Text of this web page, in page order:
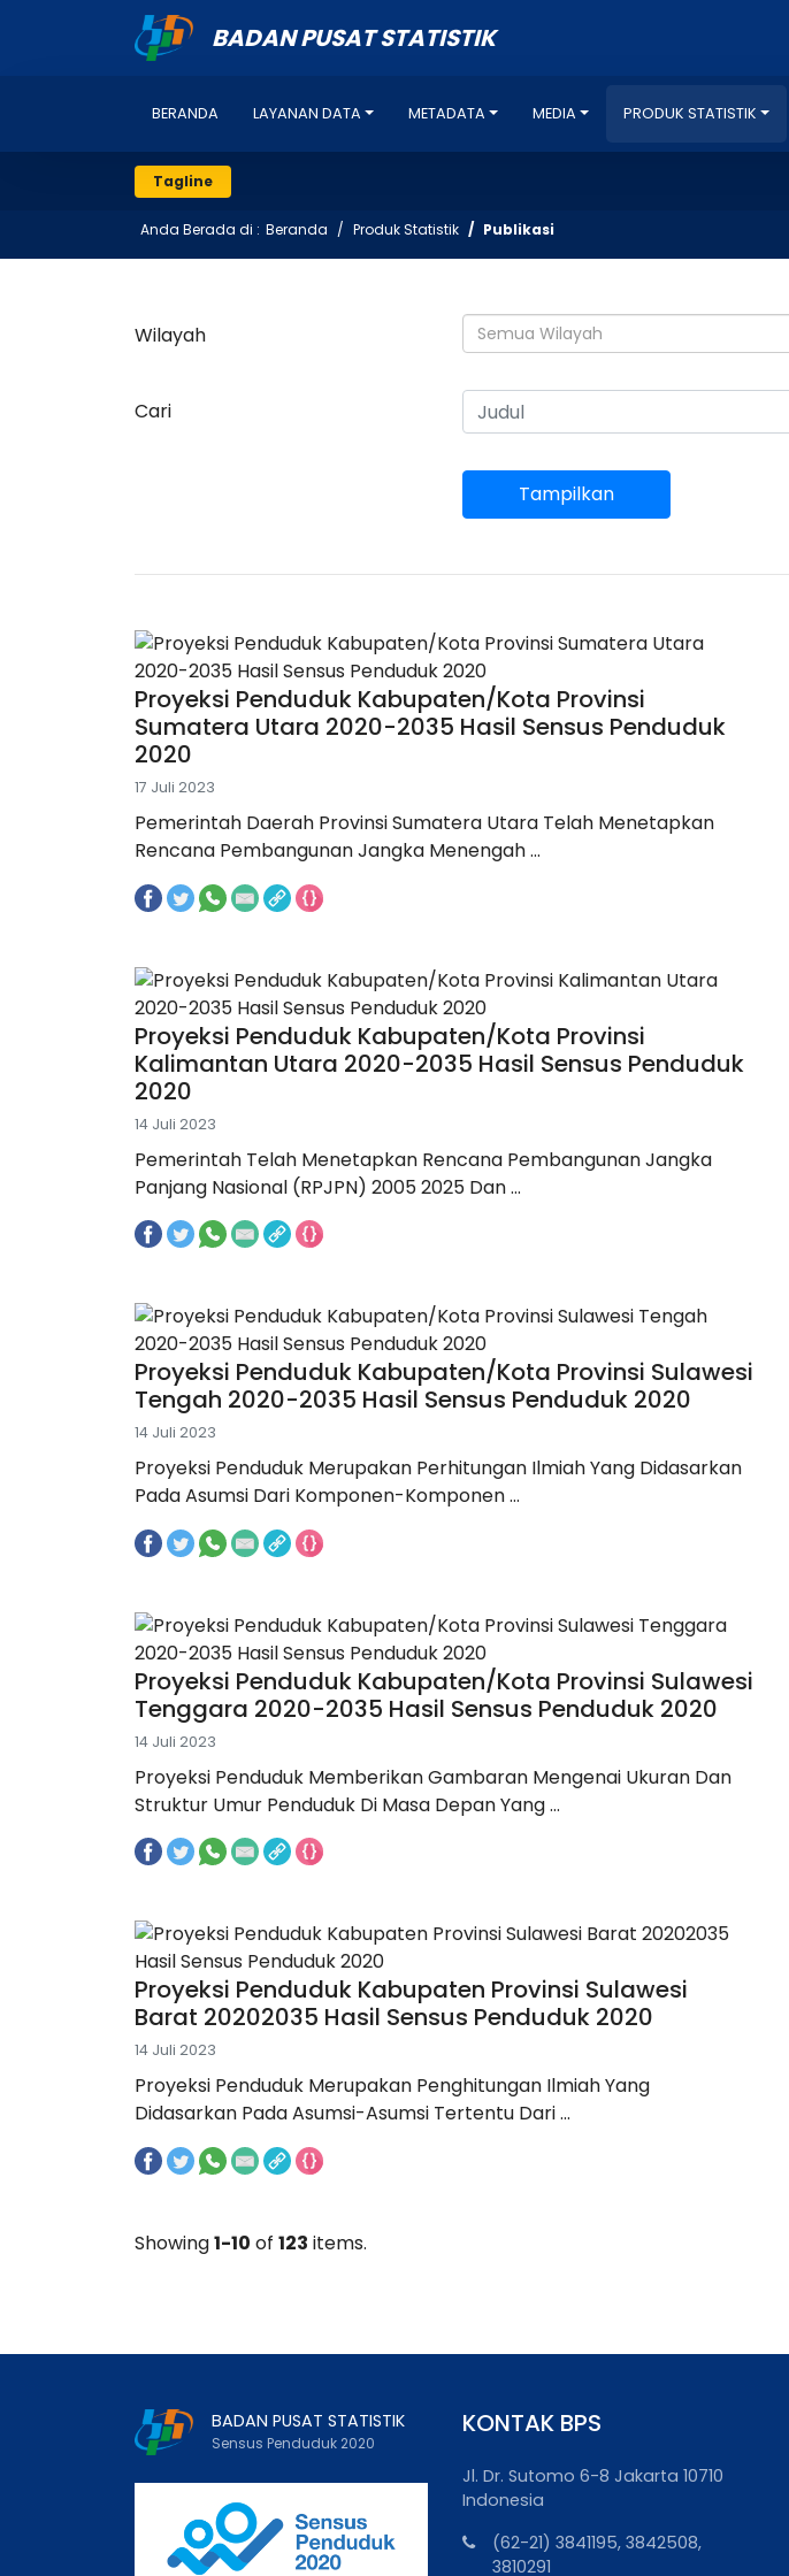
BADAN PUSAT STATISTIK
BERANDA LAYANAN DATA METADATA MEDIA PRODUK STATISTIK
Tagline
Anda Berada di : Beranda Produk Statistik Publikasi
Wilayah Semua Wilayah
Cari
Tampilkan
Proyeksi Penduduk Kabupaten/Kota Provinsi
Sumatera Utara 2020-2035 Hasil Sensus Penduduk
2020
17 Juli 2023
Pemerintah Daerah Provinsi Sumatera Utara Telah Menetapkan
Rencana Pembangunan Jangka Menengah ...
Proyeksi Penduduk Kabupaten/Kota Provinsi
Kalimantan Utara 2020-2035 Hasil Sensus Penduduk
2020
14 Juli 2023
Pemerintah Telah Menetapkan Rencana Pembangunan Jangka
Panjang Nasional (RPJPN) 2005 2025 Dan ...
Proyeksi Penduduk Kabupaten/Kota Provinsi Sulawesi
Tengah 2020-2035 Hasil Sensus Penduduk 2020
14 Juli 2023
Proyeksi Penduduk Merupakan Perhitungan Ilmiah Yang Didasarkan
Pada Asumsi Dari Komponen-Komponen ...
Proyeksi Penduduk Kabupaten/Kota Provinsi Sulawesi
Tenggara 2020-2035 Hasil Sensus Penduduk 2020
14 Juli 2023
Proyeksi Penduduk Memberikan Gambaran Mengenai Ukuran Dan
Struktur Umur Penduduk Di Masa Depan Yang ...
Proyeksi Penduduk Kabupaten Provinsi Sulawesi
Barat 20202035 Hasil Sensus Penduduk 2020
14 Juli 2023
Proyeksi Penduduk Merupakan Penghitungan Ilmiah Yang
Didasarkan Pada Asumsi-Asumsi Tertentu Dari ...
Showing1-10 of 123 items.
BADAN PUSAT STATISTIK
Sensus Penduduk 2020
KONTAK BPS
Jl. Dr. Sutomo 6-8 Jakarta 10710
Indonesia
(62-21) 3841195, 3842508,
3810291